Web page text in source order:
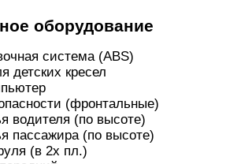
оборудование
система (ABS)
детских кресел
(фронтальные)
водителя (по высоте)
пассажира (по высоте)
(в 2х пл.)